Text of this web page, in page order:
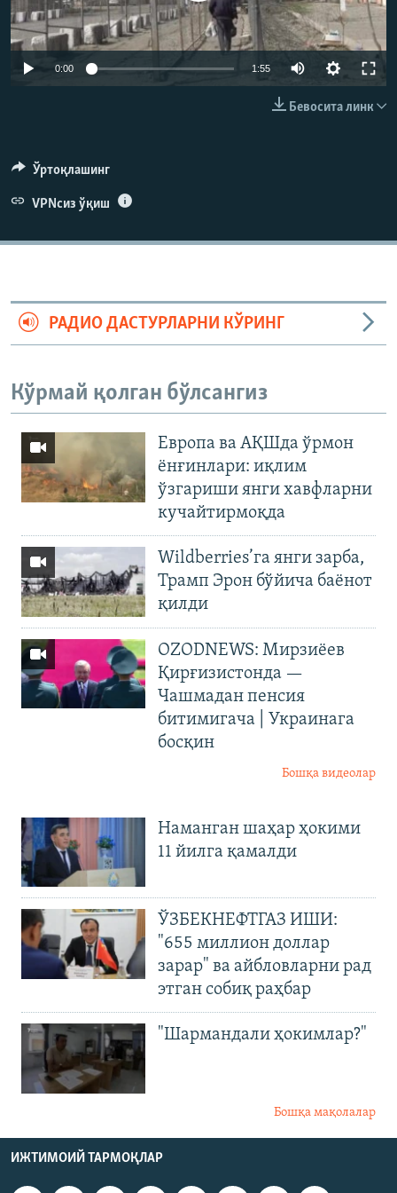
Auto
0:00 1:55
Бевосита линк
Ўртоқлашинг
VPNсиз ўқиш
РАДИО ДАСТУРЛАРНИ КЎРИНГ
Кўрмай қолган бўлсангиз
Европа ва АҚШда ўрмон
ёнғинлари: иқлим
ўзгариши янги хавфларни
кучайтирмоқда
Wildberries’га янги зарба,
Трамп Эрон бўйича баёнот
қилди
OZODNEWS: Мирзиёев
Қирғизистонда —
Чашмадан пенсия
битимигача | Украинага
босқин
Бошқа видеолар
Наманган шаҳар ҳокими
11 йилга қамалди
ЎЗБЕКНЕФТГАЗ ИШИ:
"655 миллион доллар
зарар" ва айбловларни рад
этган собиқ раҳбар
"Шармандали ҳокимлар?"
Бошқа мақолалар
ИЖТИМОИЙ ТАРМОҚЛАР